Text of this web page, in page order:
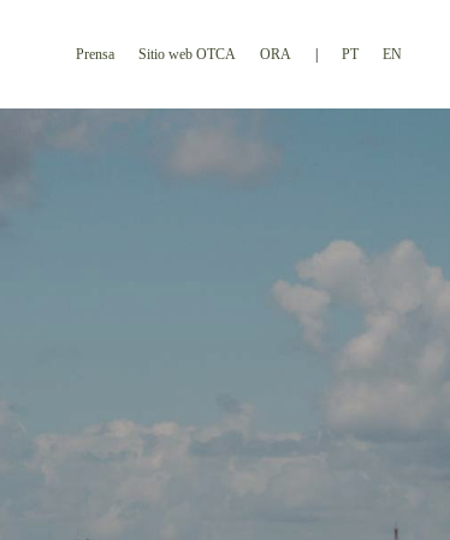
Prensa Sitio web OTCA ORA PT EN